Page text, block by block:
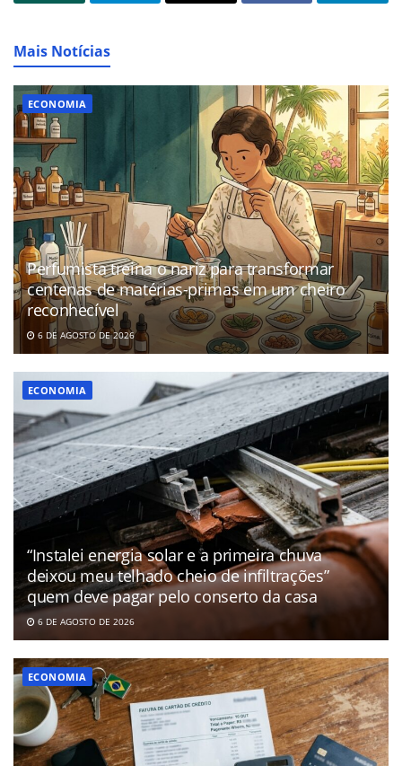
Mais Notícias
ECONOMIA
Perfumista treina o nariz para transformar
centenas de matérias-primas em um cheiro
reconhecível
6 DE AGOSTO DE 2026
ECONOMIA
“Instalei energia solar e a primeira chuva
deixou meu telhado cheio de infiltrações”
quem deve pagar pelo conserto da casa
6 DE AGOSTO DE 2026
ECONOMIA